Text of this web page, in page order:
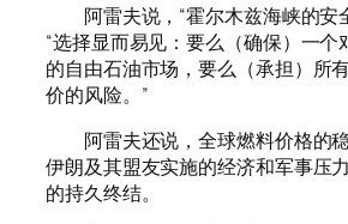
阿雷夫说，“霍尔木兹海峡的安
“选择显而易见：要么（确保）一
的自由石油市场，要么（承担）所
价的风险。”
阿雷夫还说，全球燃料价格的
伊朗及其盟友实施的经济和军事压
的持久终结。